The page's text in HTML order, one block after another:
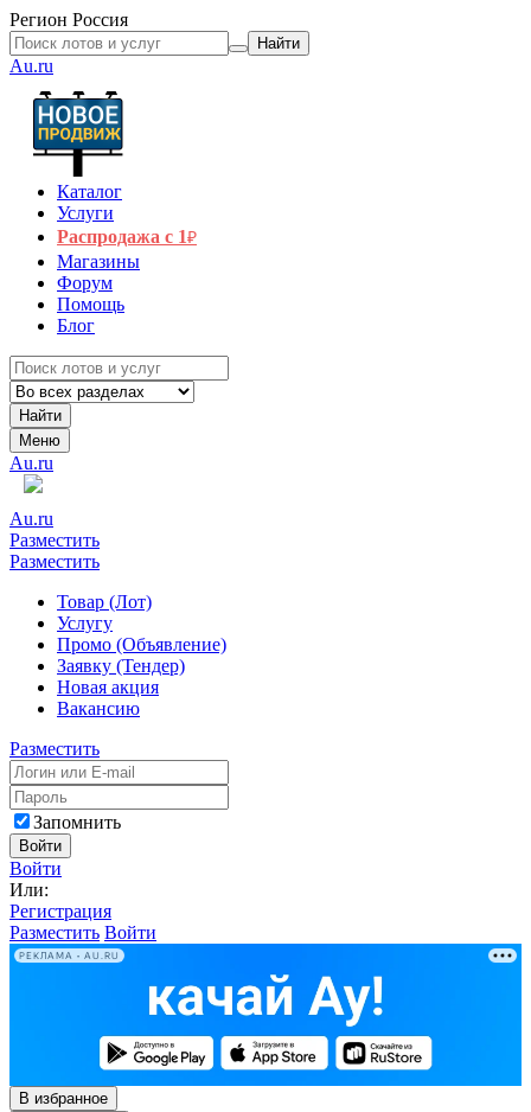
Регион Россия
Найти
Au.ru
Каталог
Услуги
Распродажа с 1₽
Магазины
Форум
Помощь
Блог
Найти
Меню
Au.ru
Au.ru
Разместить
Разместить
Товар (Лот)
Услугу
Промо (Объявление)
Заявку (Тендер)
Новая акция
Вакансию
Разместить
Запомнить
Войти
Войти
Или:
Регистрация
Разместить Войти
РЕКЛАМА • AU.RU
В избранное